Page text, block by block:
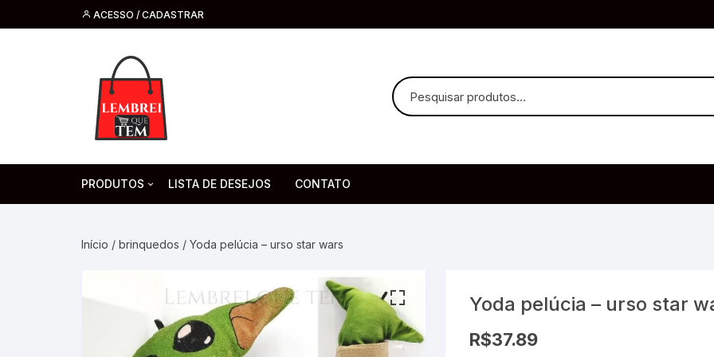
ACESSO / CADASTRAR
PRODUTOS
Headsets e Microfone
Cabos
Pilha. Bateria
Saúde
Artigos para festa
LISTA DE DESEJOS CONTATO
Início / brinquedos / Yoda pelúcia – urso star wars
Yoda pelúcia – urso star
R$37.89